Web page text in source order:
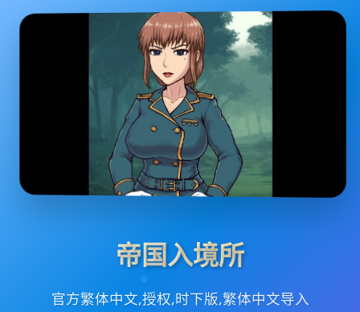
帝国入境所
官方繁体中文,授权,时下版,繁体中文导入